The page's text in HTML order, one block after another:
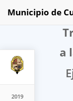
2019
Municipio de
a